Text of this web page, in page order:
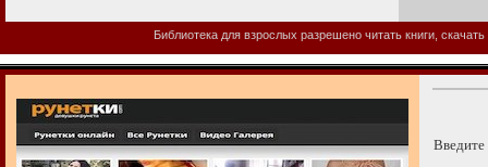
Библиотека для взрослых разрешено читать книги,